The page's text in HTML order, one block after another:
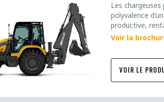
Les
polyvalence
productive,
Voir la
VOIR LE